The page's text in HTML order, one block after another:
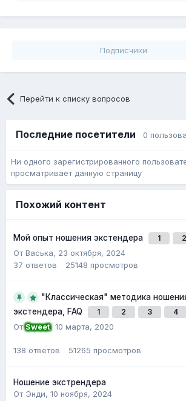
Подписчики
Перейти к списку вопросов
Последние посетители 0
Ни одного зарегистрированного
просматривает данную страницу
Похожий контент
Мой опыт ношения экстендера 1 2
От Васька, 23 октября, 2024
37 ответов 25148 просмотров
"Классическая" методика
экстендера, FAQ
1 2 3 4
ОтSweet, 10 марта, 2020
138 ответов 51265 просмотров
Ношение экстрендера
От Энди, 10 ноября, 2024